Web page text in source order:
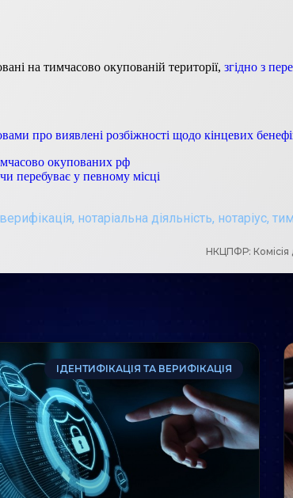
на тимчасово окупованій території, згідно з
про виявлені розбіжності щодо кінцевих
окупованих рф
перебуває у певному місці
, нотаріальна діяльність, нотаріус,
НКЦПФР: Комісія
ІДЕНТИФІКАЦІЯ ТА ВЕРИФІКАЦІЯ